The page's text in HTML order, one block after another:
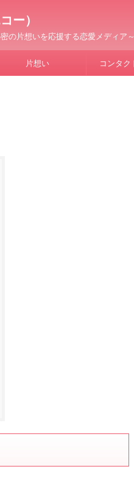
ー）
の片想いを応援する恋愛メディア～
片想い コンタク